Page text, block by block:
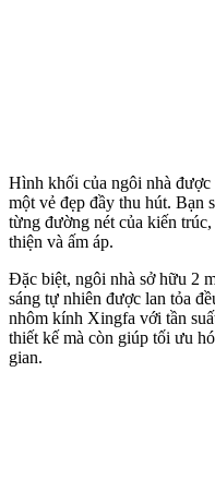
Hình khối của ngôi nhà
một vẻ đẹp đầy thu hút. Bạn
từng đường nét của kiến
thiện và ấm áp.
Đặc biệt, ngôi nhà sở hữu 2
sáng tự nhiên được lan tỏa
nhôm kính Xingfa với tần
thiết kế mà còn giúp tối ưu
gian.